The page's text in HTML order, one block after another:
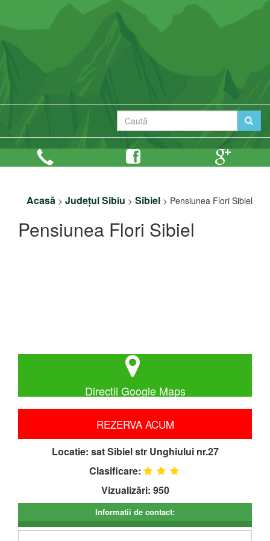
Acasă > Județul Sibiu > Sibiel > Pensiunea Flori Sibiel
Pensiunea Flori Sibiel
Directii Google Maps
REZERVA ACUM
Locatie: sat Sibiel str Unghiului nr.27
Clasificare:
Vizualizări: 950
Informatii de contact: